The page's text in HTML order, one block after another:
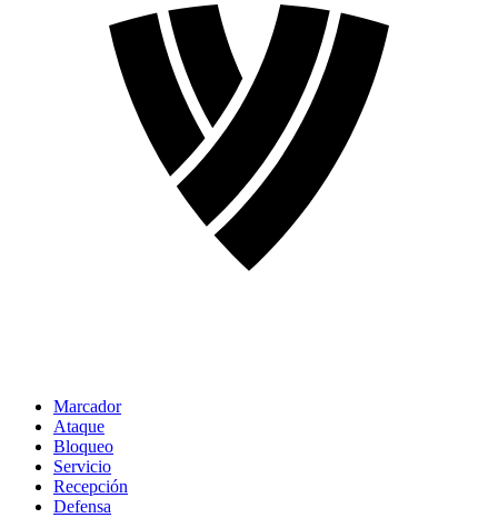
Marcador
Ataque
Bloqueo
Servicio
Recepción
Defensa